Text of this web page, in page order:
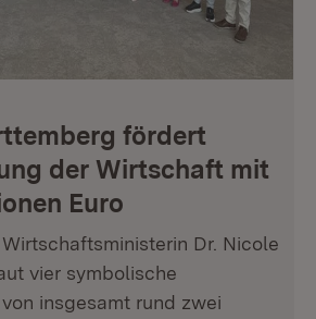
fördert
der Wirtschaft mit
Euro
Dr. Nicole
vier symbolische
insgesamt rund zwei